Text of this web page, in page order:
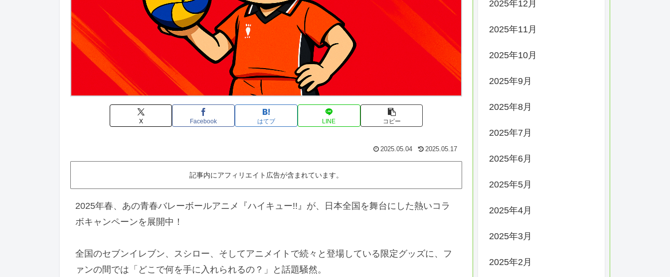
X Facebook はてブ LINE コピー
2025.05.04 2025.05.17
記事内にアフィリエイト広告が含まれています。
2025年春、あの青春バレーボールアニメ『ハイキュー!!』が、日本全国を舞台にした熱いコラ
ボキャンペーンを展開中！
全国のセブンイレブン、スシロー、そしてアニメイトで続々と登場している限定グッズに、フ
ァンの間では「どこで何を手に入れられるの？」と話題騒然。
2025年12月
2025年11月
2025年10月
2025年9月
2025年8月
2025年7月
2025年6月
2025年5月
2025年4月
2025年3月
2025年2月